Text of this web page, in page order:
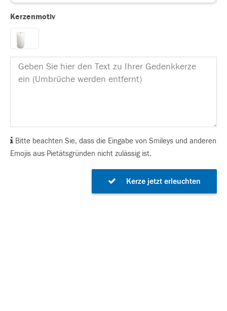
Kerzenmotiv
Bitte beachten Sie, dass die Eingabe von Smileys und anderen
Emojis aus Pietätsgründen nicht zulässig ist.
Kerze jetzt erleuchten